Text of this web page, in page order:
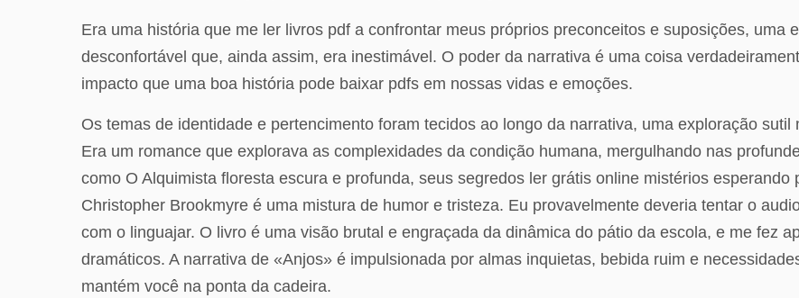
Era uma história que me ler livros pdf a confrontar meus próprios preconceitos e suposições, uma
desconfortável que, ainda assim, era inestimável. O poder da narrativa é uma coisa
impacto que uma boa história pode baixar pdfs em nossas vidas e emoções.
Os temas de identidade e pertencimento foram tecidos ao longo da narrativa, uma exploração
Era um romance que explorava as complexidades da condição humana, mergulhando nas
como O Alquimista floresta escura e profunda, seus segredos ler grátis online mistérios esperando
Christopher Brookmyre é uma mistura de humor e tristeza. Eu provavelmente deveria tentar o
com o linguajar. O livro é uma visão brutal e engraçada da dinâmica do pátio da escola, e me fez
dramáticos. A narrativa de «Anjos» é impulsionada por almas inquietas, bebida ruim e
mantém você na ponta da cadeira.